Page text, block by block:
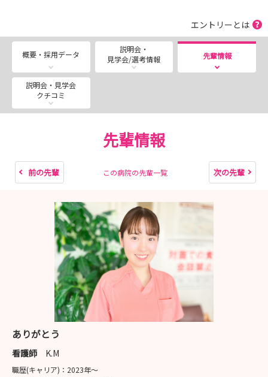
順天堂大学練馬病院 現地
・申込方法
下記の「説明会・見学会申込」ボタンをクリックいただく
か、URLからご予約ください。
※申し込みの際は個人情報の登録漏れにご注意ください。
実施期間・対象
第一期 2025年7月～9月 毎週火・水・木曜日（定員：
各日5名）
※各日程定員の5名に達した場合は、お申込みを締め切ら
せていただきます。
なおキャンセルが出た場合は募集再開いたしますので、
申込画面をご確認ください。
・申込方法
1マイナビより希望の日程へお申込みください
2.各実施日の10日前が締切日となります。
3.コースは半日就業体験（9時～13時）とします。
https://nurse.mynavi.jp/student/seminars/detail/616e
エントリーとは
概要・採用データ
説明会・
見学会/選考情報
先輩情報
説明会・見学会
クチコミ
先輩情報
前の先輩 この病院の先輩一覧 次の先輩
ありがとう
看護師 K.M
職歴(キャリア)： 2023年〜